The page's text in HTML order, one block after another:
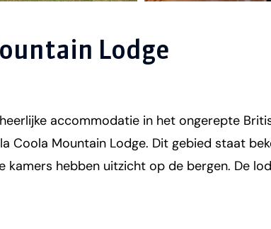
Lodge
accommodatie in het ongerepte
Coola Mountain Lodge. Dit gebied staat
kamers hebben uitzicht op de bergen. De